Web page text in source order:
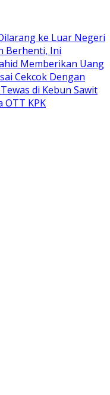
ke Luar Negeri
Berhenti, Ini
Memberikan Uang
Cekcok Dengan
di Kebun Sawit
OTT KPK